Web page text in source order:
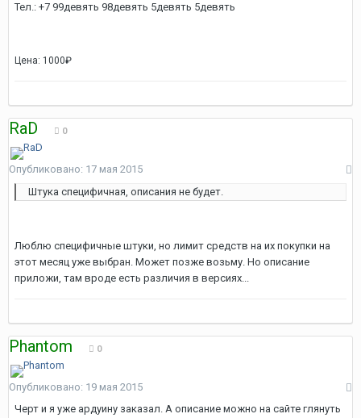
Тел.: +7 99девять 98девять 5девять 5девять
Цена: 1000₽
RaD 0
Опубликовано: 17 мая 2015
Штука специфичная, описания не будет.
Люблю специфичные штуки, но лимит средств на их покупки на
этот месяц уже выбран. Может позже возьму. Но описание
приложи, там вроде есть различия в версиях...
Phantom 0
Опубликовано: 19 мая 2015
Черт и я уже ардуину заказал. А описание можно на сайте глянуть